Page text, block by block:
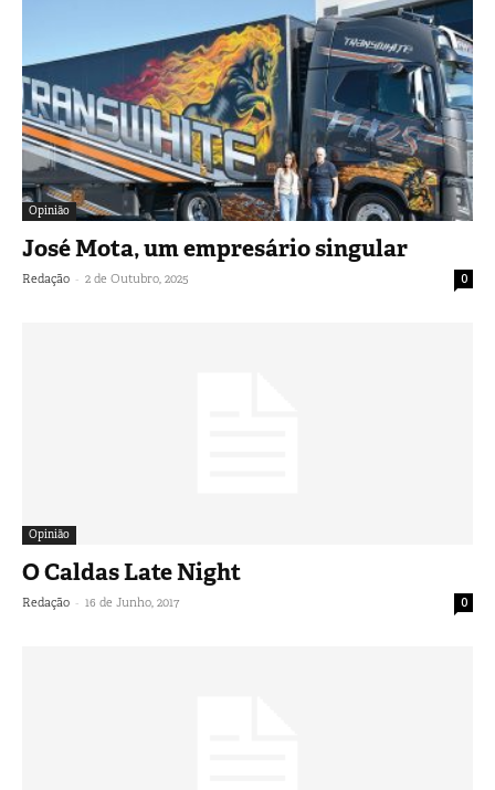
Opinião
José Mota, um empresário singular
Redação - 2 de Outubro, 2025 0
Opinião
O Caldas Late Night
Redação - 16 de Junho, 2017 0